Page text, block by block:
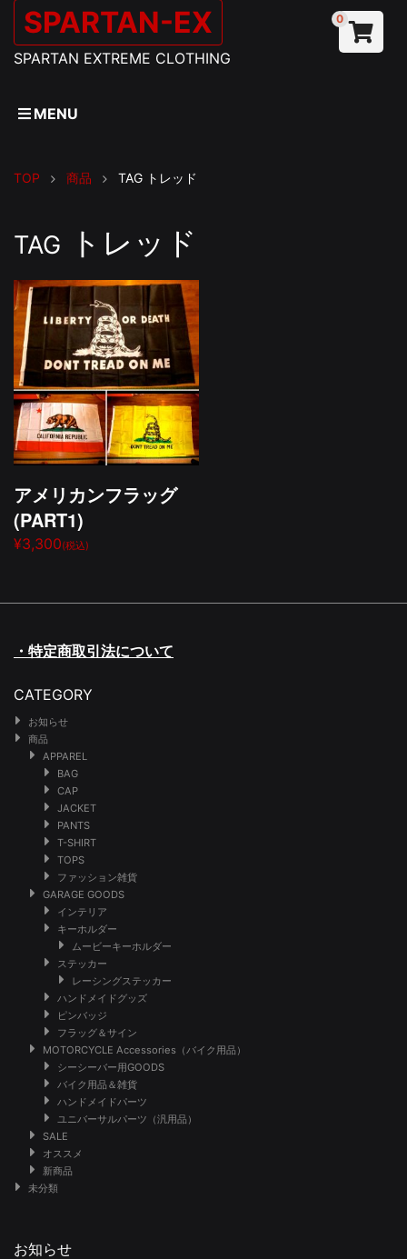
SPARTAN-EX
SPARTAN EXTREME CLOTHING
0
MENU
TOP 商品 TAG トレッド
TAG トレッド
アメリカンフラッグ
(PART1)
¥3,300(税込)
・特定商取引法について
CATEGORY
お知らせ
商品
APPAREL
BAG
CAP
JACKET
PANTS
T-SHIRT
TOPS
ファッション雑貨
GARAGE GOODS
インテリア
キーホルダー
ムービーキーホルダー
ステッカー
レーシングステッカー
ハンドメイドグッズ
ピンバッジ
フラッグ＆サイン
MOTORCYCLE Accessories（バイク用品）
シーシーバー用GOODS
バイク用品＆雑貨
ハンドメイドパーツ
ユニバーサルパーツ（汎用品）
SALE
オススメ
新商品
未分類
お知らせ